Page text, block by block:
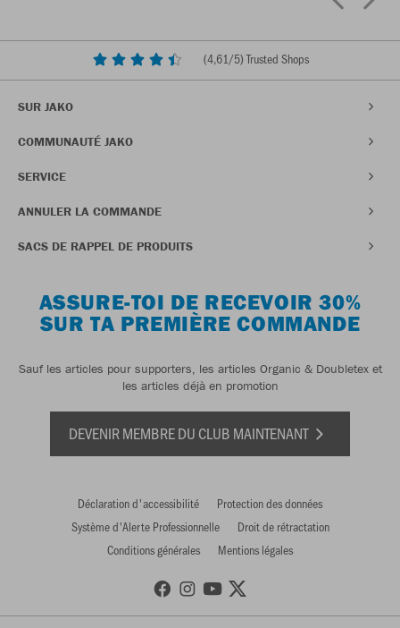
(4,61/5) Trusted Shops
SUR JAKO
COMMUNAUTÉ JAKO
SERVICE
ANNULER LA COMMANDE
SACS DE RAPPEL DE PRODUITS
ASSURE-TOI DE RECEVOIR 30%
SUR TA PREMIÈRE COMMANDE
Sauf les articles pour supporters, les articles Organic & Doubletex et
les articles déjà en promotion
DEVENIR MEMBRE DU CLUB MAINTENANT
Déclaration d'accessibilité
Protection des données
Système d'Alerte Professionnelle
Droit de rétractation
Conditions générales
Mentions légales